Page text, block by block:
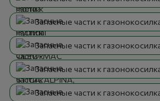
Запасные части к
Запасные части к
Запасные части к
Запасные части к